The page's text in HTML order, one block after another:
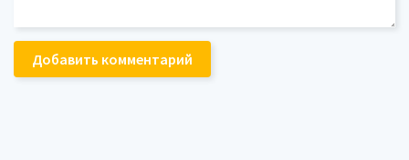
Добавить комментарий